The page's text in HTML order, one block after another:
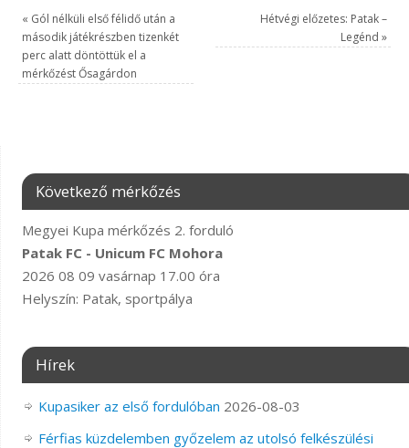
« Gól nélküli első félidő után a
második játékrészben tizenkét
perc alatt döntöttük el a
mérkőzést Ősagárdon
Hétvégi előzetes: Patak –
Legénd »
Következő mérkőzés
Megyei Kupa mérkőzés 2. forduló
Patak FC - Unicum FC Mohora
2026 08 09 vasárnap 17.00 óra
Helyszín: Patak, sportpálya
Hírek
Kupasiker az első fordulóban 2026-08-03
Férfias küzdelemben győzelem az utolsó felkészülési